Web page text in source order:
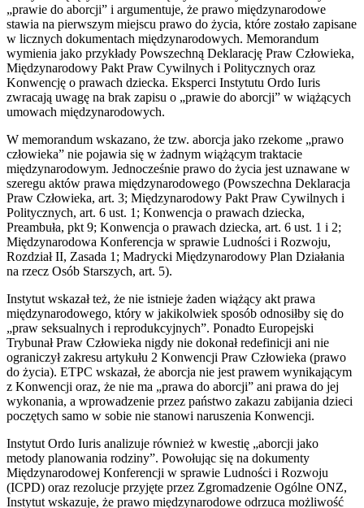
„prawie do aborcji” i argumentuje, że prawo międzynarodowe
stawia na pierwszym miejscu prawo do życia, które zostało zapisane
w licznych dokumentach międzynarodowych. Memorandum
wymienia jako przykłady Powszechną Deklarację Praw Człowieka,
Międzynarodowy Pakt Praw Cywilnych i Politycznych oraz
Konwencję o prawach dziecka. Eksperci Instytutu Ordo Iuris
zwracają uwagę na brak zapisu o „prawie do aborcji” w wiążących
umowach międzynarodowych.
W memorandum wskazano, że tzw. aborcja jako rzekome „prawo
człowieka” nie pojawia się w żadnym wiążącym traktacie
międzynarodowym. Jednocześnie prawo do życia jest uznawane w
szeregu aktów prawa międzynarodowego (Powszechna Deklaracja
Praw Człowieka, art. 3; Międzynarodowy Pakt Praw Cywilnych i
Politycznych, art. 6 ust. 1; Konwencja o prawach dziecka,
Preambuła, pkt 9; Konwencja o prawach dziecka, art. 6 ust. 1 i 2;
Międzynarodowa Konferencja w sprawie Ludności i Rozwoju,
Rozdział II, Zasada 1; Madrycki Międzynarodowy Plan Działania
na rzecz Osób Starszych, art. 5).
Instytut wskazał też, że nie istnieje żaden wiążący akt prawa
międzynarodowego, który w jakikolwiek sposób odnosiłby się do
„praw seksualnych i reprodukcyjnych”. Ponadto Europejski
Trybunał Praw Człowieka nigdy nie dokonał redefinicji ani nie
ograniczył zakresu artykułu 2 Konwencji Praw Człowieka (prawo
do życia). ETPC wskazał, że aborcja nie jest prawem wynikającym
z Konwencji oraz, że nie ma „prawa do aborcji” ani prawa do jej
wykonania, a wprowadzenie przez państwo zakazu zabijania dzieci
poczętych samo w sobie nie stanowi naruszenia Konwencji.
Instytut Ordo Iuris analizuje również w kwestię „aborcji jako
metody planowania rodziny”. Powołując się na dokumenty
Międzynarodowej Konferencji w sprawie Ludności i Rozwoju
(ICPD) oraz rezolucje przyjęte przez Zgromadzenie Ogólne ONZ,
Instytut wskazuje, że prawo międzynarodowe odrzuca możliwość